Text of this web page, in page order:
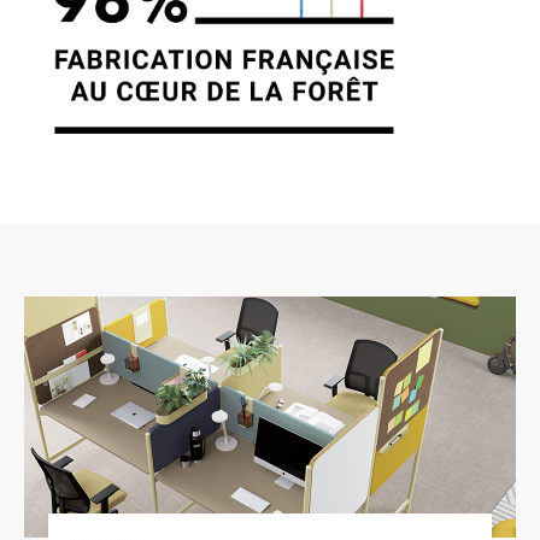
7. GESTION DES DONNÉES
PERSONNELLES.
En France, les données personnelles sont
janvier 1978, la loi n° 2004-801 du 6 août 2004,
l’utilisateur, l’adresse de protocole Internet (IP)
de l’utilisateur. En tout état de cause CLEN ne
collecte des informations personnelles
relatives à l’utilisateur que pour le besoin de
certains services proposés par le site
https://clen.fr. L’utilisateur fournit ces
informations en toute connaissance de cause,
notamment lorsqu’il procède par lui-même à
leur saisie. Il est alors précisé à l’utilisateur du
site https://clen.fr l’obligation ou non de fournir